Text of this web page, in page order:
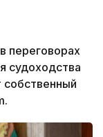
переговорах
судоходства
собственный